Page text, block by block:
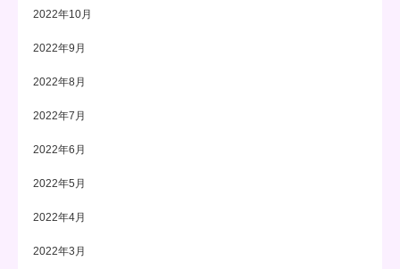
2022年10月
2022年9月
2022年8月
2022年7月
2022年6月
2022年5月
2022年4月
2022年3月